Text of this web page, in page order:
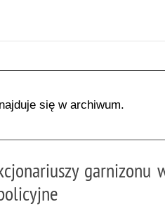
się w archiwum.
garnizonu